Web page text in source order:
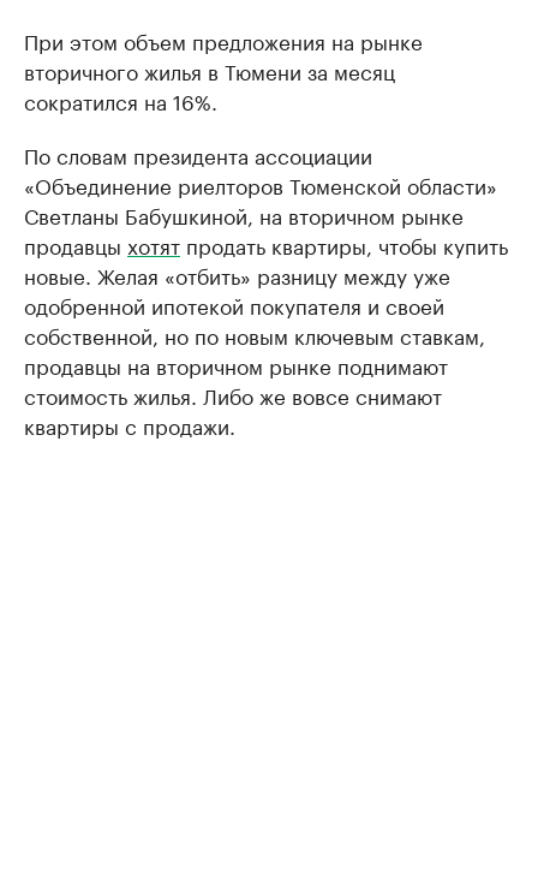
При этом объем предложения на рынке
вторичного жилья в Тюмени за месяц
сократился на 16%.
По словам президента ассоциации
«Объединение риелторов Тюменской области»
Светланы Бабушкиной, на вторичном рынке
продавцы хотят продать квартиры, чтобы купить
новые. Желая «отбить» разницу между уже
одобренной ипотекой покупателя и своей
собственной, но по новым ключевым ставкам,
продавцы на вторичном рынке поднимают
стоимость жилья. Либо же вовсе снимают
квартиры с продажи.